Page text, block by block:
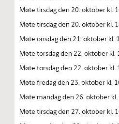
Møte tirsdag den 20. oktober kl.
Møte tirsdag den 20. oktober kl.
Møte onsdag den 21. oktober kl.
Møte torsdag den 22. oktober kl.
Møte torsdag den 22. oktober kl.
Møte fredag den 23. oktober kl.
Møte mandag den 26. oktober kl.
Møte tirsdag den 27. oktober kl.